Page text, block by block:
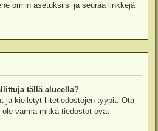
omiin asetuksiisi ja seuraa linkkejä
tällä alueella?
ja kielletyt liitetiedostojen tyypit. Ota
varma mitkä tiedostot ovat